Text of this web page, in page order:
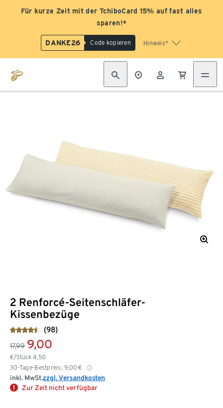
Für kurze Zeit mit der TchiboCard 15% auf fast alles
sparen!*
DANKE26 Code kopieren Hinweis*
2 Renforcé-Seitenschläfer-
Kissenbezüge
(98)
17,99 9,00
€/Stück 4,50
30-Tage-Bestpreis: 9,00 €
inkl. MwSt.zzgl. Versandkosten
Zur Zeit nicht verfügbar